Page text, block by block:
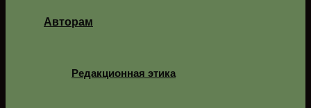
Авторам
Редакционная этика